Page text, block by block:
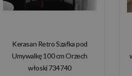
Kerasan Retro Szafka pod
Umywalkę 100 cm Orzech
włoski 734740